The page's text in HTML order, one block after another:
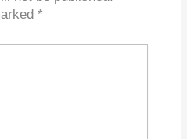
*